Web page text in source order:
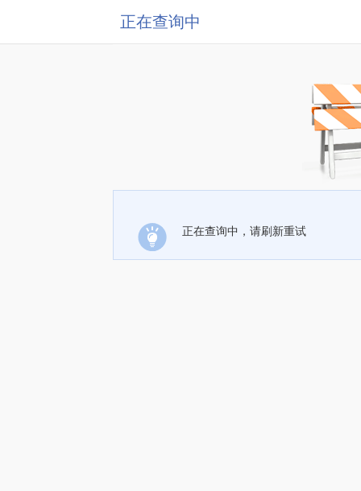
正在查询中
正在查询中，请刷新重试